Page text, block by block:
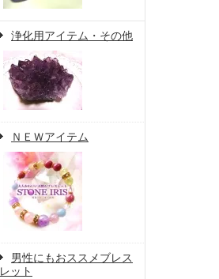
浄化用アイテム・その他
ＮＥＷアイテム
男性にもおススメブレス
レット